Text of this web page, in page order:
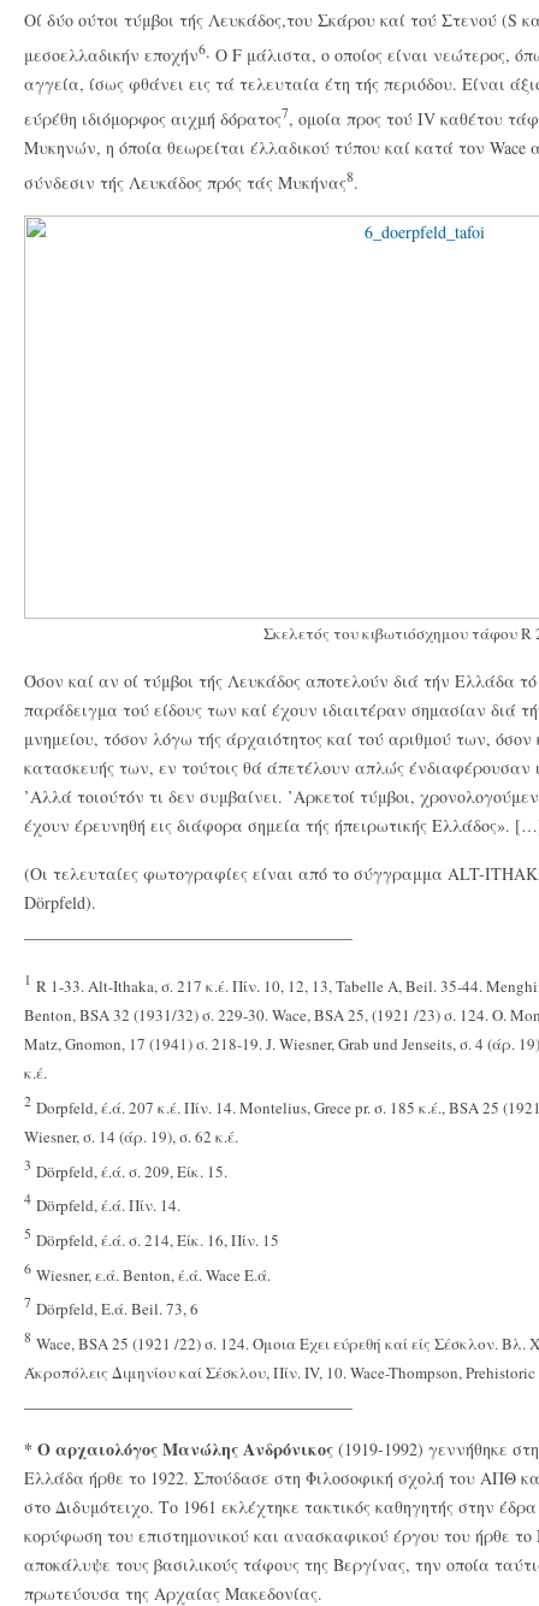
Οί δύο ούτοι τύμβοι τής Λευκάδος,του Σκάρου καί τού Στενού (S
μεσοελλαδικήν εποχήν6· O F μάλιστα, o οποίος είναι νεώτερος,
αγγεία, ίσως φθάνει εις τά τελευταία έτη τής περιόδου. Είναι
εύρέθη ιδιόμορφος αιχμή δόρατος7, ομοία προς τού IV καθέτου
Μυκηνών, η όποία θεωρείται έλλαδικού τύπου καί κατά τον Wace
σύνδεσιν τής Λευκάδος πρός τάς Μυκήνας8.
Σκελετός του κιβωτιόσχημου τάφου R
Όσον καί αν οί τύμβοι τής Λευκάδος αποτελούν διά τήν Ελλάδα
παράδειγμα τού είδους των καί έχουν ιδιαιτέραν σημασίαν διά
μνημείου, τόσον λόγω τής άρχαιότητος καί τού αριθμού των, όσον
κατασκευής των, εν τούτοις θά άπετέλουν απλώς ένδιαφέρουσαν
’Αλλά τοιούτόν τι δεν συμβαίνει. ’Αρκετοί τύμβοι,
έχουν έρευνηθή εις διάφορα σημεία τής ήπειρωτικής Ελλάδος».
(Οι τελευταίες φωτογραφίες είναι από το σύγγραμμα ALT-
Dörpfeld).
1 R 1-33. Alt-Ithaka, σ. 217 κ.έ. Πίν. 10, 12, 13, Tabelle A, Beil. 35-44.
Benton, BSA 32 (1931/32) σ. 229-30. Wace, BSA 25, (1921 /23) σ. 124. O.
Matz, Gnomon, 17 (1941) σ. 218-19. J. Wiesner, Grab und Jenseits, σ. 4 (άρ.
κ.έ.
2 Dorpfeld, έ.ά. 207 κ.έ. Πίν. 14. Montelius, Grece pr. σ. 185 κ.έ., BSA 25
Wiesner, σ. 14 (άρ. 19), σ. 62 κ.έ.
3 Dörpfeld, έ.ά. σ. 209, Είκ. 15.
4 Dörpfeld, έ.ά. Πίν. 14.
5 Dörpfeld, έ.ά. σ. 214, Είκ. 16, Πίν. 15
6 Wiesner, ε.ά. Benton, έ.ά. Wace Ε.ά.
7 Dörpfeld, Ε.ά. Beil. 73, 6
8 Wace, BSA 25 (1921 /22) σ. 124. Όμοια Εχει εύρεθή καί είς Σέσκλον. Βλ.
Άκροπόλεις Διμηνίου καί Σέσκλου, Πίν. IV, 10. Wace-Thompson, Prehistoric
* Ο αρχαιολόγος Μανώλης Ανδρόνικος (1919-1992) γεννήθηκε
Ελλάδα ήρθε το 1922. Σπούδασε στη Φιλοσοφική σχολή του ΑΠΘ
στο Διδυμότειχο. Το 1961 εκλέχτηκε τακτικός καθηγητής στην
κορύφωση του επιστημονικού και ανασκαφικού έργου του ήρθε το
αποκάλυψε τους βασιλικούς τάφους της Βεργίνας, την οποία
πρωτεύουσα της Αρχαίας Μακεδονίας.